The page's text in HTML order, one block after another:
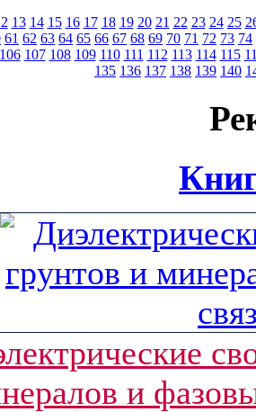
13 14 15 16 17 18 19 20 21 22 23 24 25
61 62 63 64 65 66 67 68 69 70 71 72 73 74
106 107 108 109 110 111 112 113 114 115
135 136 137 138 139 140
и